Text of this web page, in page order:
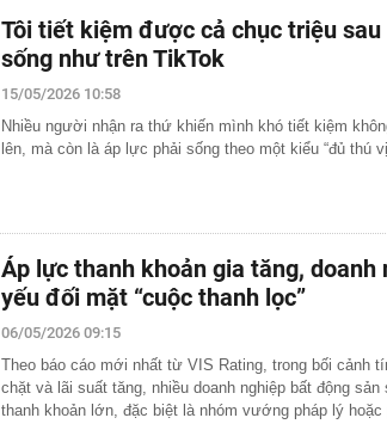
Tôi tiết kiệm được cả chục triệu
sống như trên TikTok
15/05/2026 10:58
Nhiều người nhận ra thứ khiến mình khó tiết kiệm
lên, mà còn là áp lực phải sống theo một kiểu “đủ thú
Áp lực thanh khoản gia tăng, doanh
yếu đối mặt “cuộc thanh lọc”
06/05/2026 09:15
Theo báo cáo mới nhất từ VIS Rating, trong bối cảnh
chặt và lãi suất tăng, nhiều doanh nghiệp bất động
thanh khoản lớn, đặc biệt là nhóm vướng pháp lý